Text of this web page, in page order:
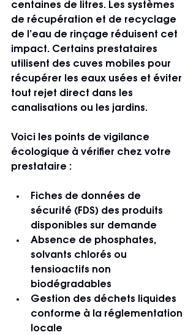
centaines de litres. Les systèmes
de récupération et de recyclage
de l’eau de rinçage réduisent cet
impact. Certains prestataires
utilisent des cuves mobiles pour
récupérer les eaux usées et éviter
tout rejet direct dans les
canalisations ou les jardins.
Voici les points de vigilance
écologique à vérifier chez votre
prestataire :
Fiches de données de
sécurité (FDS) des produits
disponibles sur demande
Absence de phosphates,
solvants chlorés ou
tensioactifs non
biodégradables
Gestion des déchets liquides
conforme à la réglementation
locale